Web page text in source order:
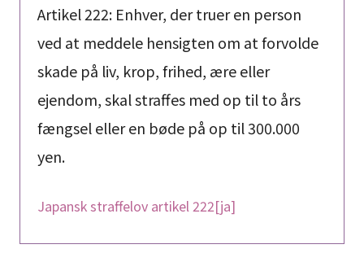
Artikel 222: Enhver, der truer en person
ved at meddele hensigten om at forvolde
skade på liv, krop, frihed, ære eller
ejendom, skal straffes med op til to års
fængsel eller en bøde på op til 300.000
yen.
Japansk straffelov artikel 222[ja]